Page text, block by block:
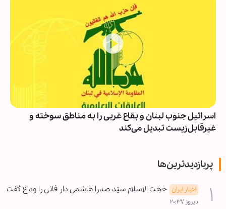
اسرائیل جنوب لبنان و بقاع غربی را به مناطق سوخته و
غیرقابل‌زیست تبدیل می‌کند
پربازدیدترین‌ها
اخبار ایران حجت الاسلام سیّد صدرا هاشمی دار فانی را وداع گفت
دیروز ۲۰:۳۷